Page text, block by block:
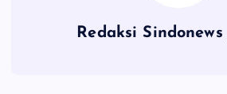
Redaksi